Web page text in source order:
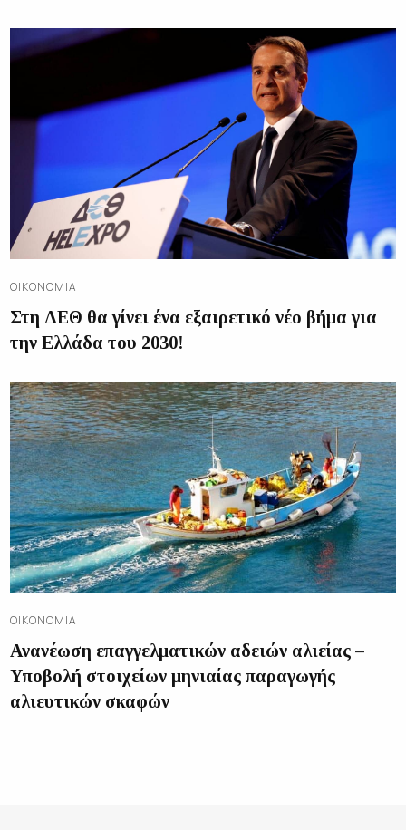
ΟΙΚΟΝΟΜΊΑ
Στη ΔΕΘ θα γίνει ένα εξαιρετικό νέο βήμα για
την Ελλάδα του 2030!
ΟΙΚΟΝΟΜΊΑ
Ανανέωση επαγγελματικών αδειών αλιείας –
Υποβολή στοιχείων μηνιαίας παραγωγής
αλιευτικών σκαφών